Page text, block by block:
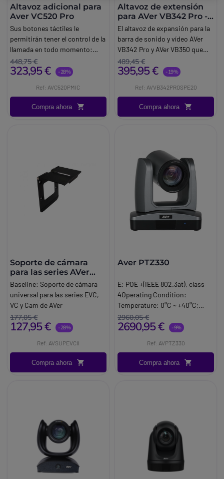
Altavoz adicional para
Aver VC520 Pro
Sus botones táctiles le
permitirán tener el control de la
llamada en todo momento:
colgar/descolgar, modular el
volumen. Puede además,
Kensignton.
448,75 €
323,95 € -28%
Ref: AVC520PMIC
Compra ahora
Altavoz de extensión
para AVer VB342 Pro -
Cable 20 m
El altavoz de expansión para la
barra de sonido y vídeo AVer
VB342 Pro y AVer VB350 que
proporciona una cobertura de
sonido superior para las salas
distancia máxima de cable de
489,45 €
395,95 € -19%
Ref: AVVB342PROSPE20
Compra ahora
Soporte de cámara
para las series AVer
EVC, VC y Cam
Baseline: Soporte de cámara
universal para las series EVC,
VC y Cam de AVer
Marca:Aver
177,05 €
127,95 € -28%
Ref: AVSUPEVCII
Compra ahora
Aver PTZ330
E: POE +(IEEE 802.3at), class
4Operating Condition:
Temperature: 0°C ~ +40°C;
Humidity: 20% ~80%Security:
Kensington slot. Cámara.
Requirement: AC100V AC240V
to DC12V/5ADimensions:
L=180 mm，W= 145 mm，H=
2960,05 €
2690,95 € -9%
Ref: AVPTZ330
Compra ahora